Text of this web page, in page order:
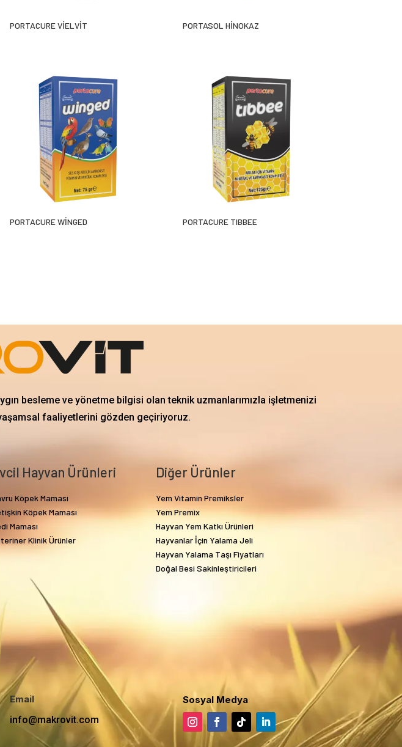
PORTACURE VİELVİT PORTASOL HİNOKAZ
PORTACURE WİNGED PORTACURE TIBBEE
besleme ve yönetme bilgisi olan teknik uzmanlarımızla işletmenizi
faaliyetlerini gözden geçiriyoruz.
Hayvan Ürünleri
Köpek Maması
Köpek Maması
Maması
Klinik Ürünler
Diğer Ürünler
Yem Vitamin Premiksler
Yem Premix
Hayvan Yem Katkı Ürünleri
Hayvanlar İçin Yalama Jeli
Hayvan Yalama Taşı Fiyatları
Doğal Besi Sakinleştiricileri
Email
info@makrovit.com
Sosyal Medya